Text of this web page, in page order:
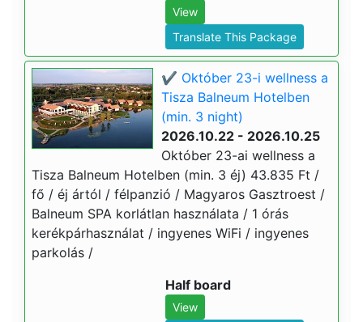
View
Translate This Package
✔️ Október 23-i wellness a
Tisza Balneum Hotelben
(min. 3 night)
2026.10.22 - 2026.10.25
Október 23-ai wellness a
Tisza Balneum Hotelben (min. 3 éj) 43.835 Ft /
fő / éj ártól / félpanzió / Magyaros Gasztroest /
Balneum SPA korlátlan használata / 1 órás
kerékpárhasználat / ingyenes WiFi / ingyenes
parkolás /
Half board
View